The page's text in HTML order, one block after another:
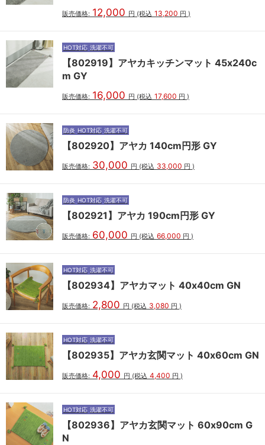
販売価格: 12,000 円 (税込 13,200 円 )
HOT対応 洗濯不可
【802919】アヤカキッチンマット 45x240c
m GY
販売価格: 16,000 円 (税込 17,600 円 )
防炎 HOT対応 洗濯不可
【802920】アヤカ 140cm円形 GY
販売価格: 30,000 円 (税込 33,000 円 )
防炎 HOT対応 洗濯不可
【802921】アヤカ 190cm円形 GY
販売価格: 60,000 円 (税込 66,000 円 )
HOT対応 洗濯不可
【802934】アヤカマット 40x40cm GN
販売価格: 2,800 円 (税込 3,080 円 )
HOT対応 洗濯不可
【802935】アヤカ玄関マット 40x60cm GN
販売価格: 4,000 円 (税込 4,400 円 )
HOT対応 洗濯不可
【802936】アヤカ玄関マット 60x90cm G
N